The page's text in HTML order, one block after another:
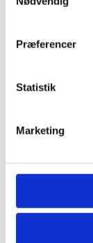
Præferencer
Statistik
Marketing